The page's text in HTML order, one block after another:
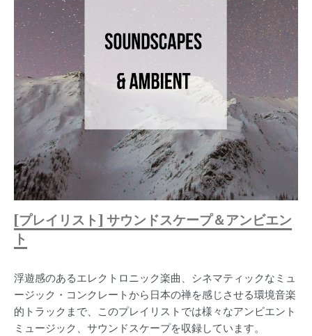
[プレイリスト] サウンドスケープ＆アンビエン
ト
浮遊感のあるエレクトロニック楽曲、シネマティックなミュ
ージック・コンクレートから日本の禅を感じさせる環境音楽
的トラックまで、このプレイリストでは様々なアンビエント
ミュージック、サウンドスケープを収録しています。